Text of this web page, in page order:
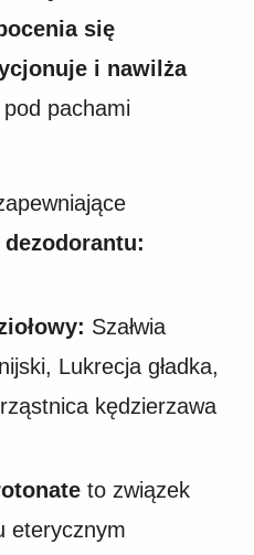
się
i nawilża
pod pachami
dezodorantu:
Szałwia
Lukrecja gładka,
kędzierzawa
to związek
eterycznym